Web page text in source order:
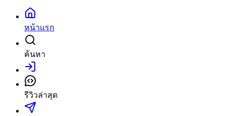
หน้าแรก
ค้นหา
เข้าสู่ระบบ
รีวิวล่าสุด